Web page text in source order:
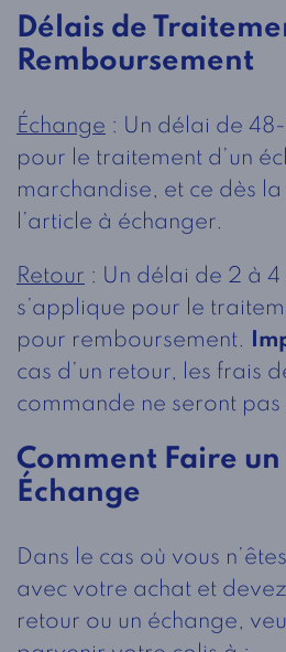
Délais de
Remboursement
Échange : Un délai de
pour le traitement d’un
marchandise, et ce dès
l’article à échanger.
Retour : Un délai de 2 à 4
s’applique pour le
pour remboursement.
cas d’un retour, les frais
commande ne seront
Comment Faire
Échange
Dans le cas où vous
avec votre achat et
retour ou un échange,